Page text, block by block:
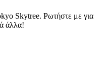
Skytree. Ρωτήστε με για
άλλα!